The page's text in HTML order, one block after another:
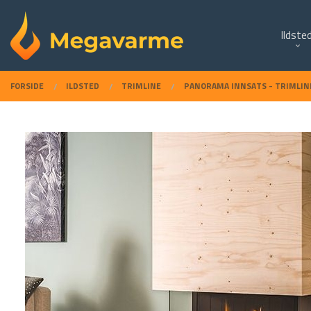
innholdet
PRODUKTER
FORSIDE ILDSTED TRIMLINE PANORAMA INNSATS -